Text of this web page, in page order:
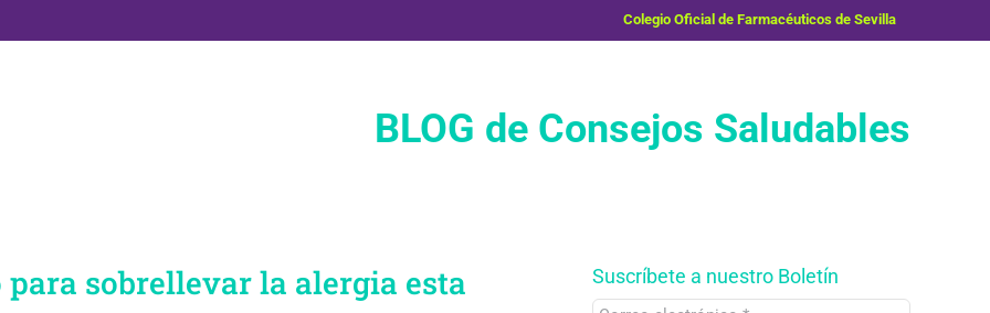
Colegio Oficial de Farmacéuticos de Sevilla
BLOG de Consejos Saludables
sobrellevar la alergia esta
Suscríbete a nuestro Boletín